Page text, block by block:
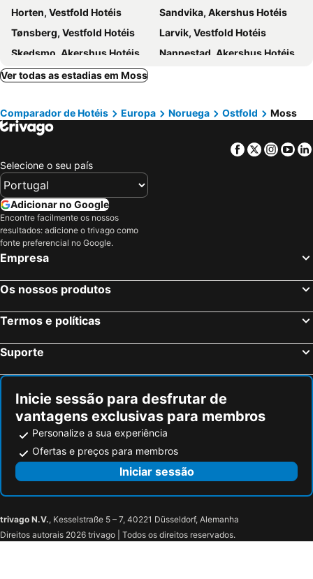
Horten, Vestfold Hotéis
Sandvika, Akershus Hotéis
Tønsberg, Vestfold Hotéis
Larvik, Vestfold Hotéis
Skedsmo, Akershus Hotéis
Nannestad, Akershus Hotéis
Kragerø, Telemark Hotéis
Holmsbu, Buskerud Hotéis
Drøbak, Akershus Hotéis
Røyken, Buskerud Hotéis
Stavern, Vestfold Hotéis
Oslo, Oslo Hotéis
Lørenskog, Akershus Hotéis
Lillestrøm, Akershus Hotéis
Fredrikstad, Ostfold Hotéis
Tromsø, Troms Hotéis
Bodø, Nordland Hotéis
Flam, Sogn og Fjordane Hotéis
Stavanger, Rogaland Hotéis
Ver todas as estadias em Moss
Comparador de Hotéis Europa Noruega Ostfold Moss
Facebook
Twitter
Selecione o seu país
Adicionar no Google
Encontre facilmente os nossos
resultados: adicione o trivago como
fonte preferencial no Google.
Empresa
Os nossos produtos
Termos e políticas
Suporte
Inicie sessão para desfrutar de
vantagens exclusivas para membros
Personalize a sua experiência
Ofertas e preços para membros
Iniciar sessão
trivago N.V., Kesselstraße 5 – 7, 40221 Düsseldorf, Alemanha
Direitos autorais 2026 trivago | Todos os direitos reservados.